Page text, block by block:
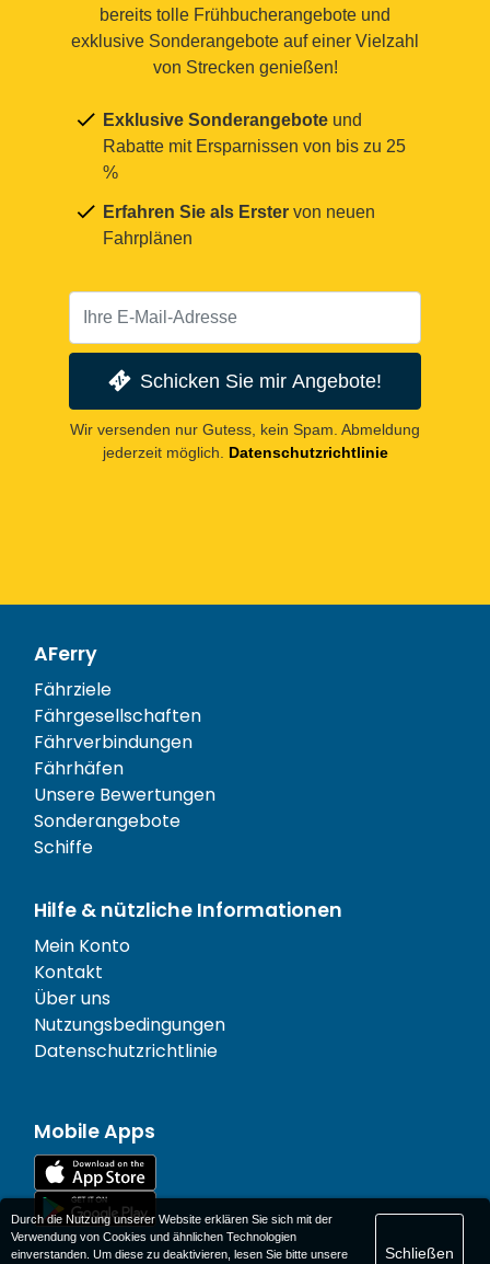
bereits tolle Frühbucherangebote und
exklusive Sonderangebote auf einer Vielzahl
von Strecken genießen!
Exklusive Sonderangebote und
Rabatte mit Ersparnissen von bis zu 25
%
Erfahren Sie als Erster von neuen
Fahrplänen
Schicken Sie mir Angebote!
Wir versenden nur Gutess, kein Spam. Abmeldung
jederzeit möglich.
Datenschutzrichtlinie
AFerry
Fährziele
Fährgesellschaften
Fährverbindungen
Fährhäfen
Unsere Bewertungen
Sonderangebote
Schiffe
Hilfe & nützliche Informationen
Mein Konto
Kontakt
Über uns
Nutzungsbedingungen
Datenschutzrichtlinie
Mobile Apps
Durch die Nutzung unserer Website erklären Sie sich mit der
Verwendung von Cookies und ähnlichen Technologien
einverstanden. Um diese zu deaktivieren, lesen Sie bitte unsere
Schließen